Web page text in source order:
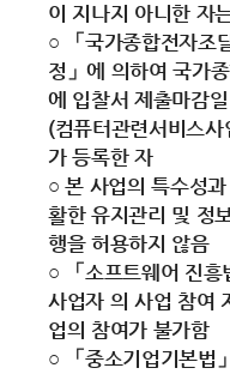
이 지나지 아니한 자
○ 「국가종합전자조
정」에 의하여 국가
에 입찰서 제출마감
(컴퓨터관련서비스
가 등록한 자
○ 본 사업의 특수성
활한 유지관리 및 정
행을 허용하지 않음
○ 「소프트웨어 진흥
사업자 의 사업 참여
업의 참여가 불가함
○ 「중소기업기본법